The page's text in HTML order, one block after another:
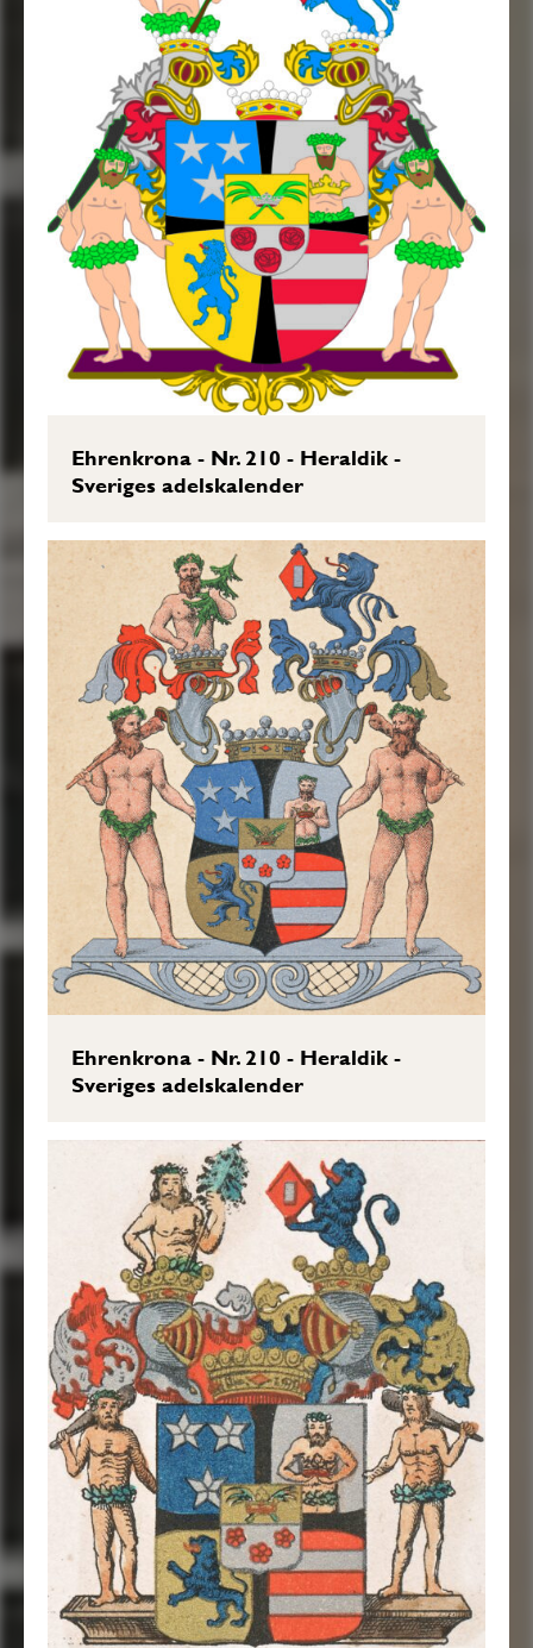
ett Blått Leijon, som håller emellan
Ramarne en Röd Lozange, chargerad med
en Billet af Silfwer. Löfwärcket är af Guld,
Silfwer, Blått och Rödt, och äro Twenne
emot Skjölden seende Wilde Män med
Klubbor på Axlarne, Tenans af wapnet.
Aldeles som dett samma med sina
egenteliga Färgor här bredewid afmålat
finnes.”
Friherrebrevet i original, RHA.
19.Ehrenkrona - Nr. 210 - Heraldik -
Sveriges adelskalender
Ehrenkrona - Nr. 210 - Heraldik -
Sveriges adelskalender